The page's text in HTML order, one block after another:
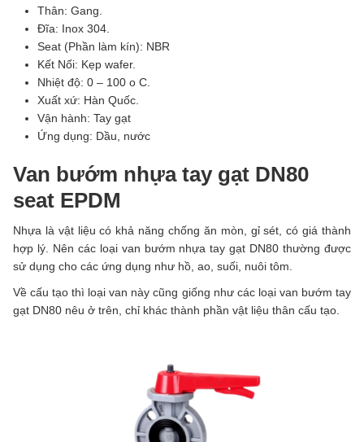
Thân: Gang.
Đĩa: Inox 304.
Seat (Phần làm kín): NBR
Kết Nối: Kẹp wafer.
Nhiệt độ: 0 – 100 o C.
Xuất xứ: Hàn Quốc.
Vận hành: Tay gạt
Ứng dụng: Dầu, nước
Van bướm nhựa tay gạt DN80
seat EPDM
Nhựa là vật liệu có khả năng chống ăn mòn, gỉ sét, có giá thành
hợp lý. Nên các loại van bướm nhựa tay gạt DN80 thường được
sử dụng cho các ứng dụng như hồ, ao, suối, nuôi tôm.
Về cấu tạo thì loại van này cũng giống như các loại van bướm tay
gạt DN80 nêu ở trên, chỉ khác thành phần vật liệu thân cấu tạo.